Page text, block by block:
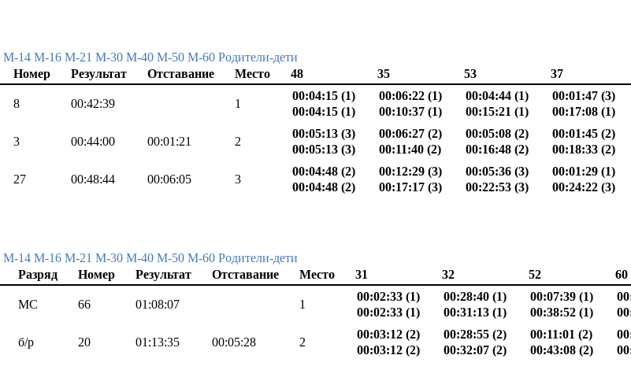
М-14 М-16 М-21 М-30 М-40 М-50 М-60 Родители-дети
Номер Результат Отставание Место 48 35 53 37
8 00:42:39 1
00:04:15 (1)
00:04:15 (1)
00:06:22 (1)
00:10:37 (1)
00:04:44 (1)
00:15:21 (1)
00:01:47 (3)
00:17:08 (1)
3 00:44:00 00:01:21 2
00:05:13 (3)
00:05:13 (3)
00:06:27 (2)
00:11:40 (2)
00:05:08 (2)
00:16:48 (2)
00:01:45 (2)
00:18:33 (2)
27 00:48:44 00:06:05 3
00:04:48 (2)
00:04:48 (2)
00:12:29 (3)
00:17:17 (3)
00:05:36 (3)
00:22:53 (3)
00:01:29 (1)
00:24:22 (3)
М-14 М-16 М-21 М-30 М-40 М-50 М-60 Родители-дети
Разряд Номер Результат Отставание Место 31 32 52 60
МС 66 01:08:07 1
00:02:33 (1)
00:02:33 (1)
00:28:40 (1)
00:31:13 (1)
00:07:39 (1)
00:38:52 (1)
б/р 20 01:13:35 00:05:28 2
00:03:12 (2)
00:03:12 (2)
00:28:55 (2)
00:32:07 (2)
00:11:01 (2)
00:43:08 (2)